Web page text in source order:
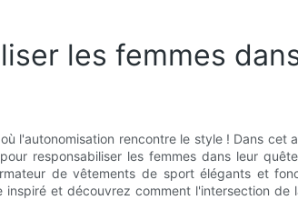
les femmes
l'autonomisation rencontre le style ! Dans
responsabiliser les femmes dans leur
de vêtements de sport élégants et
et découvrez comment l'intersection